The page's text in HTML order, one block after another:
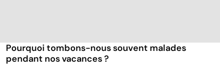
Pourquoi tombons-nous souvent malades
pendant nos vacances ?